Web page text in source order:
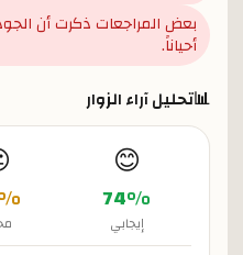
بعض المراجعات ذكرت أن
أحياناً.
📊تحليل آراء الزوار
😊
74%
إيجابي